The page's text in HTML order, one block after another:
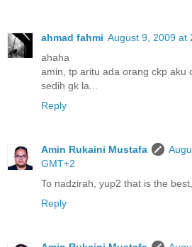
ahmad fahmi August 9, 2009 at
ahaha
amin, tp aritu ada orang ckp aku
sedih gk la...
Reply
Amin Rukaini Mustafa
GMT+2
To nadzirah, yup2 that is the
Reply